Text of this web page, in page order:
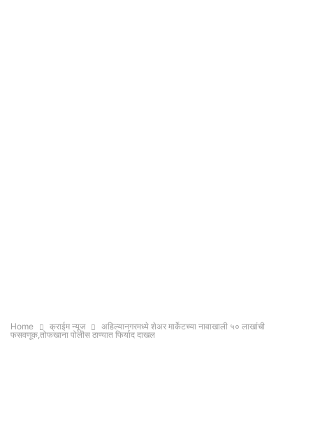
Home क्राईम न्यूज
अहिल्यानगरमध्ये शेअर मार्केटच्या नावाखाली ५० लाखांची
फसवणूक,तोफखाना पोलीस ठाण्यात फिर्याद दाखल